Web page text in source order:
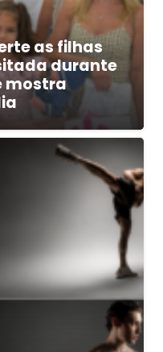
as filhas
durante
mostra